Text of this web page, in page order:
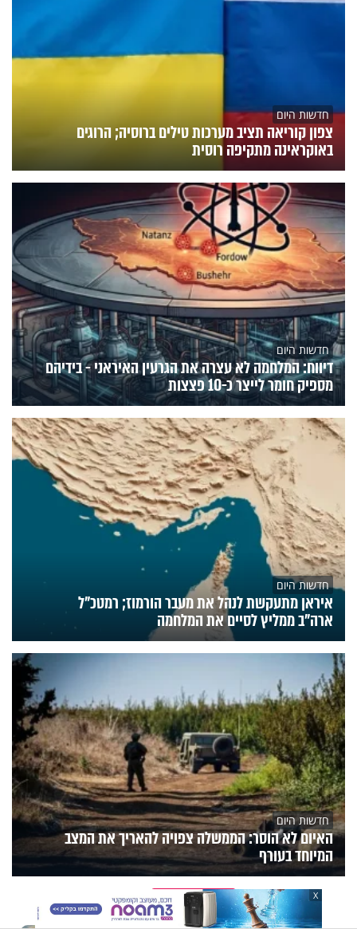
חדשות היום
צפון קוריאה תציב מערכות טילים ברוסיה; הרוגים
באוקראינה מתקיפה רוסית
חדשות היום
דיווח: המלחמה לא עצרה את הגרעין האיראני - בידיהם
מספיק חומר לייצר כ-10 פצצות
חדשות היום
איראן מתעקשת לנהל את מעבר הורמוז; רמטכ"ל
ארה"ב ממליץ לסיים את המלחמה
חדשות היום
האיום לא הוסר: הממשלה צפויה להאריך את המצב
המיוחד בעורף
הנצפיםפעילות הידברותתוכניות הערוץ X